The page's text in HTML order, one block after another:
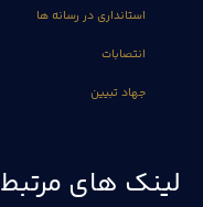
استانداری در رسانه ها
انتصابات
جهاد تبیین
لینک های مرتبط